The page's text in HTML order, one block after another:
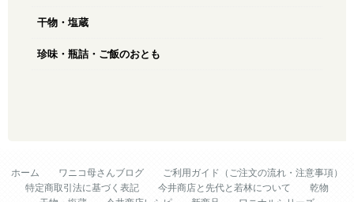
干物・塩蔵
珍味・瓶詰・ご飯のおとも
ホーム ワニコ母さんブログ
ご利用ガイド（ご注文の流れ・注意事項）
特定商取引法に基づく表記
今井商店と先代と若林について
乾物